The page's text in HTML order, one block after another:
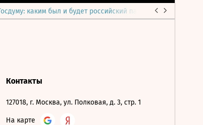
каким был и будет российский парламент
Контакты
127018, г. Москва, ул. Полковая, д. 3, стр. 1
На карте